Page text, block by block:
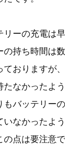
リーの充電は
の持ち時間は
ておりますが
たなかったよ
もバッテリー
いなかったよ
点は要注意で